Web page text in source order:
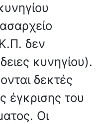
δεν
κυνηγίου).
δεκτές
έγκρισης του
Οι